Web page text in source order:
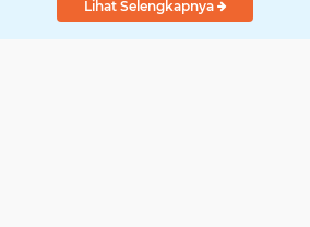
Lihat Selengkapnya